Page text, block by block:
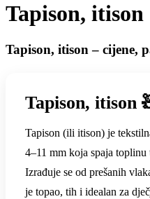
Tapison, itison
Tapison, itison – cijene,
Tapison, itison
Tapison (ili itison) je
4–11 mm koja spaja
Izrađuje se od prešanih
je topao, tih i idealan za